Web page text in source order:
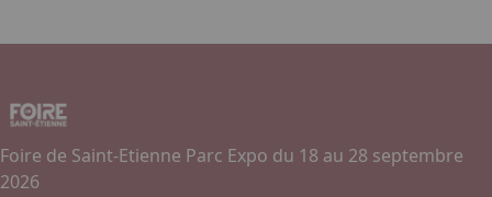
Foire de Saint-Etienne Parc Expo du 18 au 28 septembre
2026